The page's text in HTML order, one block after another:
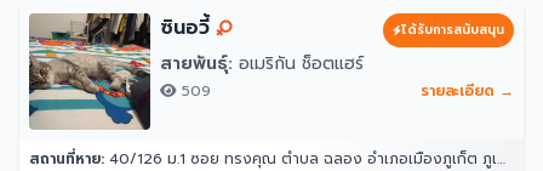
ซินอวี้ ได้รับการสนับสนุน
สายพันธุ์: อเมริกัน ช็อตแฮร์
509 รายละเอียด →
สถานที่หาย: 40/126 ม.1 ซอย ทรงคุณ ตำบล ฉลอง อำเภอเมืองภูเก็ต ภูเก็ต 83000